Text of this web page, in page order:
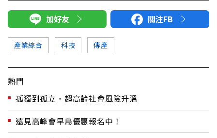
加好友 關注FB
產業綜合 科技 傳產
熱門
孤獨到孤立，超高齡社會風險升溫
遠見高峰會早鳥優惠報名中！